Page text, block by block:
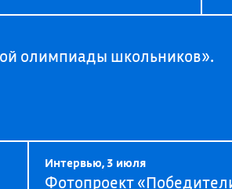
олимпиады школьников».
Интервью, 3 июля
Фотопроект